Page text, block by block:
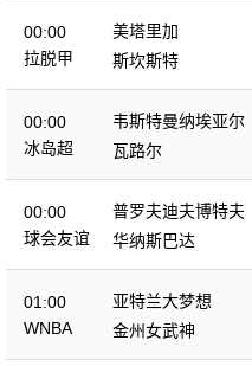
00:00
拉脱甲
美塔里加
斯坎斯特
00:00
冰岛超
韦斯特曼纳埃亚尔
瓦路尔
00:00
球会友谊
普罗夫迪夫博特夫
华纳斯巴达
01:00
WNBA
亚特兰大梦想
金州女武神